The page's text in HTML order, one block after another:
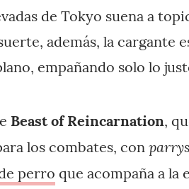
de Tokyo suena a
además, la cargante
empañando solo lo
Beast of Reincarnation,
los combates, conparrys
perro que acompaña a la